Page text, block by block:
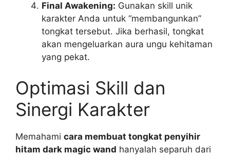
Final Awakening: Gunakan skill unik
karakter Anda untuk “membangunkan”
tongkat tersebut. Jika berhasil, tongkat
akan mengeluarkan aura ungu kehitaman
yang pekat.
Optimasi Skill dan
Sinergi Karakter
Memahami cara membuat tongkat penyihir
hitam dark magic wand hanyalah separuh dari